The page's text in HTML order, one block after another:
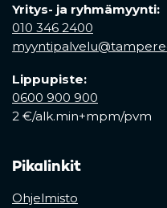
Yritys- ja ryhmämyynti:
010 346 2400
Lippupiste:
0600 900 900
2 €/alk.min+mpm/pvm
Pikalinkit
Ohjelmisto